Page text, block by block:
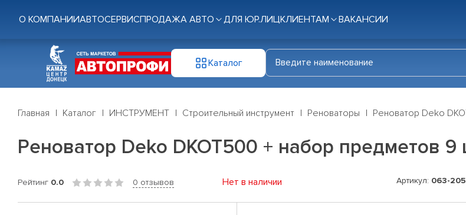
О КОМПАНИИАВТОСЕРВИСПРОДАЖА АВТО ДЛЯ ЮР.ЛИЦКЛИЕНТАМ ВАКАНСИИ
Каталог
Главная Каталог ИНСТРУМЕНТ Строительный инструмент Реноваторы Реноватор Deko
Реноватор Deko DKOT500 + набор предметов 9
Рейтинг 0.0 0 отзывов Нет в наличии Артикул: 063-